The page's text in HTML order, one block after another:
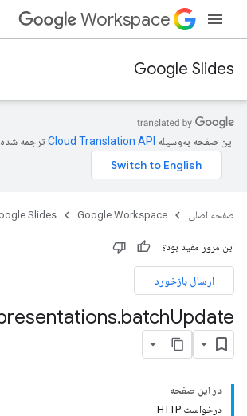
Workspace
Google Slides
این صفحه به‌وسیله ترجمه
صفحه اصلی Google Workspace
Slides
این مرور مفید بود؟
ارسال بازخورد
.batchUpdate
در این صفحه
درخواست HTTP